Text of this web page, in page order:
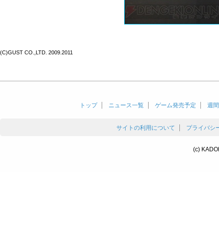
(C)GUST CO.,LTD. 2009.2011
トップ ニュース一覧 ゲーム発売予定 週
サイトの利用について プライバシ
(c)